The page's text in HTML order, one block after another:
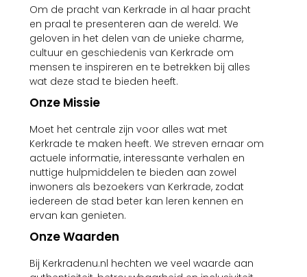
Om de pracht van Kerkrade in al haar pracht
en praal te presenteren aan de wereld. We
geloven in het delen van de unieke charme,
cultuur en geschiedenis van Kerkrade om
mensen te inspireren en te betrekken bij alles
wat deze stad te bieden heeft.
Onze Missie
Moet het centrale zijn voor alles wat met
Kerkrade te maken heeft. We streven ernaar om
actuele informatie, interessante verhalen en
nuttige hulpmiddelen te bieden aan zowel
inwoners als bezoekers van Kerkrade, zodat
iedereen de stad beter kan leren kennen en
ervan kan genieten.
Onze Waarden
Bij Kerkradenu.nl hechten we veel waarde aan